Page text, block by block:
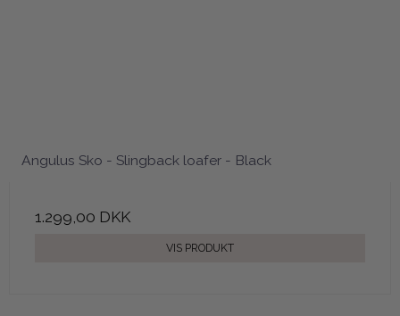
Angulus Sko - Slingback loafer - Black
1.299,00 DKK
VIS PRODUKT